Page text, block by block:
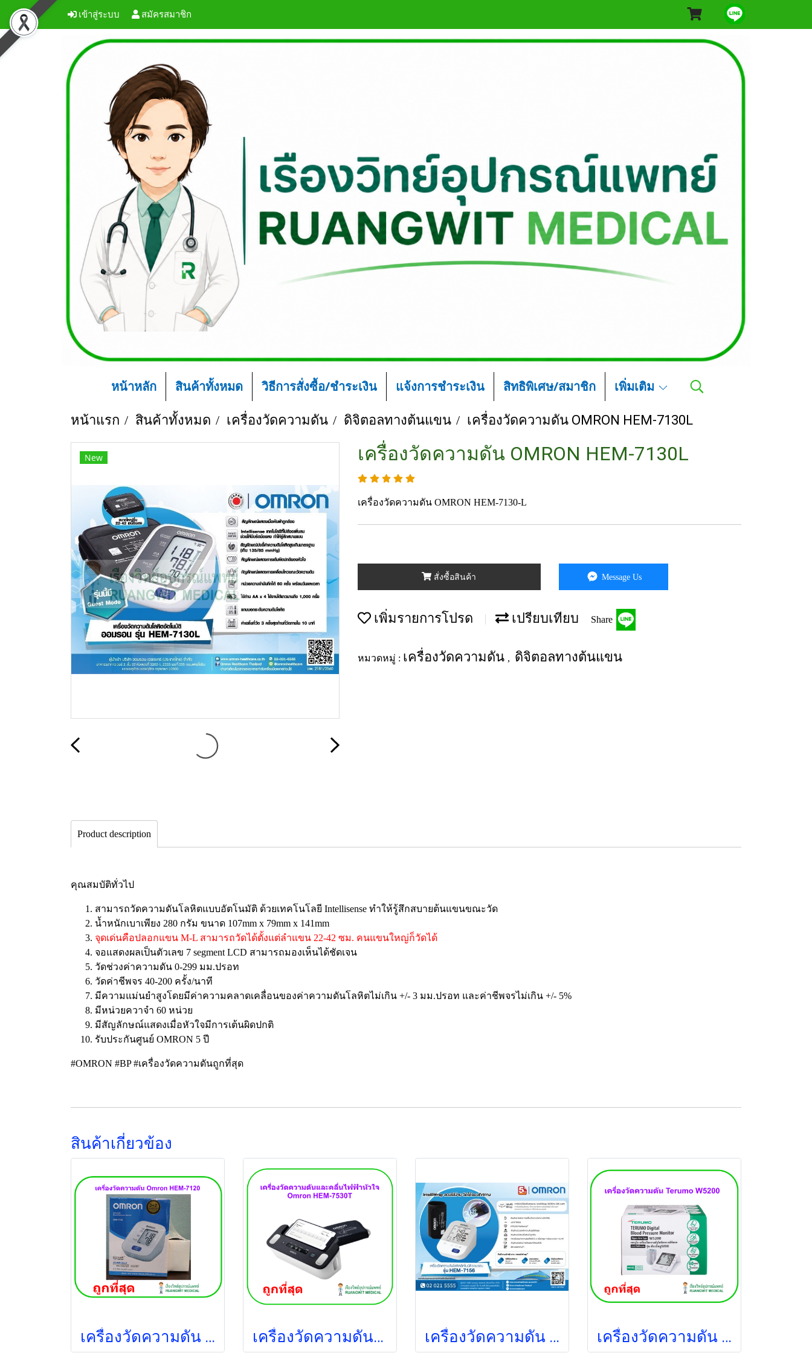
เข้าสู่ระบบ สมัครสมาชิก
หน้าหลัก สินค้าทั้งหมด วิธีการสั่งซื้อ/ชำระเงิน แจ้งการชำระเงิน สิทธิพิเศษ/สมาชิก เพิ่มเติม
หน้าแรก สินค้าทั้งหมด เครื่องวัดความดัน ดิจิตอลทางต้นแขน เครื่องวัดความดัน OMRON HEM-7130L
New เครื่องวัดความดัน OMRON HEM-7130L
เครื่องวัดความดัน OMRON HEM-7130-L
สั่งซื้อสินค้า Message Us
เพิ่มรายการโปรด เปรียบเทียบ Share
หมวดหมู่ : เครื่องวัดความดัน , ดิจิตอลทางต้นแขน
Product description
คุณสมบัติทั่วไป
สามารถวัดความดันโลหิตแบบอัตโนมัติ ด้วยเทคโนโลยี Intellisense ทำให้รู้สึกสบายต้นแขนขณะวัด
น้ำหนักเบาเพียง 280 กรัม ขนาด 107mm x 79mm x 141mm
จุดเด่นคือปลอกแขน M-L สามารถวัดได้ตั้งแต่ลำแขน 22-42 ซม. คนแขนใหญ่ก็วัดได้
จอแสดงผลเป็นตัวเลข 7 segment LCD สามารถมองเห็นได้ชัดเจน
วัดช่วงค่าความดัน 0-299 มม.ปรอท
วัดค่าชีพจร 40-200 ครั้ง/นาที
มีความแม่นยำสูงโดยมีค่าความคลาดเคลื่อนของค่าความดันโลหิตไม่เกิน +/- 3 มม.ปรอท และค่าชีพจรไม่เกิน +/- 5%
มีหน่วยควาจำ 60 หน่วย
มีสัญลักษณ์แสดงเมื่อหัวใจมีการเต้นผิดปกติ
รับประกันศูนย์ OMRON 5 ปี
#OMRON #BP #เครื่องวัดความดันถูกที่สุด
สินค้าเกี่ยวข้อง
เครื่องวัดความดัน OMRON HEM-7120 (ประกันศูนย์ไทย 5 ปี) เครื่องวัดความดันและคลื่นไฟฟ้าหัวใจ Omron HEM-7530T (ประกันศูนย์ไทย 5 ปี) เครื่องวัดความดัน Omron HEM-7156-A (ผ้าพันแขน 22-42 cm) เครื่องวัดความดัน Terumo W5200 (ประกันศูนย์ไทย 3 ปี)